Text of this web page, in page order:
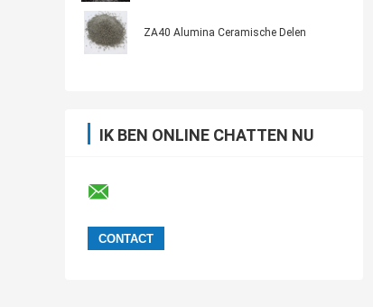
ZA40 Alumina Ceramische Delen
IK BEN ONLINE CHATTEN NU